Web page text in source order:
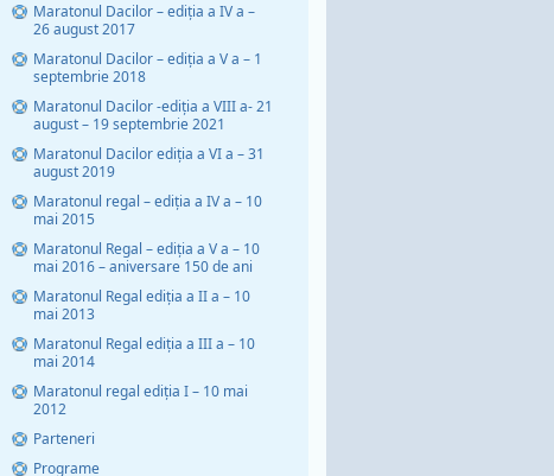
Maratonul Dacilor – ediția a IV a –
26 august 2017
Maratonul Dacilor – ediția a V a – 1
septembrie 2018
Maratonul Dacilor -ediția a VIII a- 21
august – 19 septembrie 2021
Maratonul Dacilor ediția a VI a – 31
august 2019
Maratonul regal – ediția a IV a – 10
mai 2015
Maratonul Regal – ediția a V a – 10
mai 2016 – aniversare 150 de ani
Maratonul Regal ediția a II a – 10
mai 2013
Maratonul Regal ediția a III a – 10
mai 2014
Maratonul regal ediția I – 10 mai
2012
Parteneri
Programe